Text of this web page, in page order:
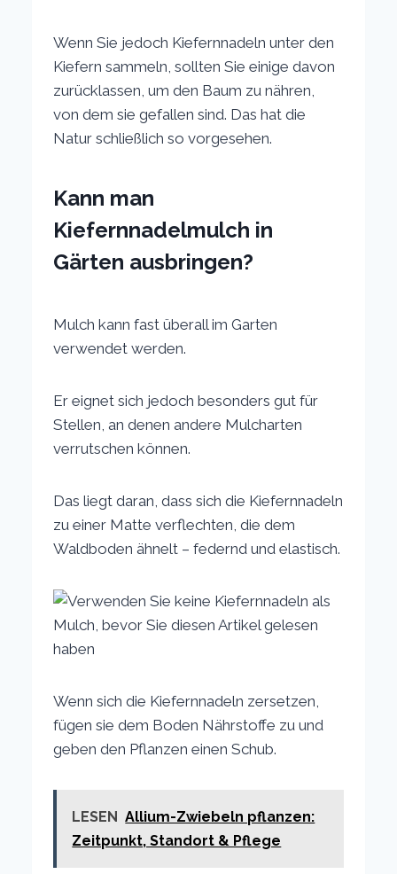
Wenn Sie jedoch Kiefernnadeln unter den
Kiefern sammeln, sollten Sie einige davon
zurücklassen, um den Baum zu nähren,
von dem sie gefallen sind. Das hat die
Natur schließlich so vorgesehen.
Kann man
Kiefernnadelmulch in
Gärten ausbringen?
Mulch kann fast überall im Garten
verwendet werden.
Er eignet sich jedoch besonders gut für
Stellen, an denen andere Mulcharten
verrutschen können.
Das liegt daran, dass sich die Kiefernnadeln
zu einer Matte verflechten, die dem
Waldboden ähnelt – federnd und elastisch.
Wenn sich die Kiefernnadeln zersetzen,
fügen sie dem Boden Nährstoffe zu und
geben den Pflanzen einen Schub.
LESEN Allium-Zwiebeln pflanzen:
Zeitpunkt, Standort & Pflege